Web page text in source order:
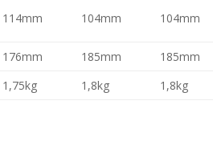
114mm 104mm 104mm
176mm 185mm
185mm
1,75kg 1,8kg 1,8kg